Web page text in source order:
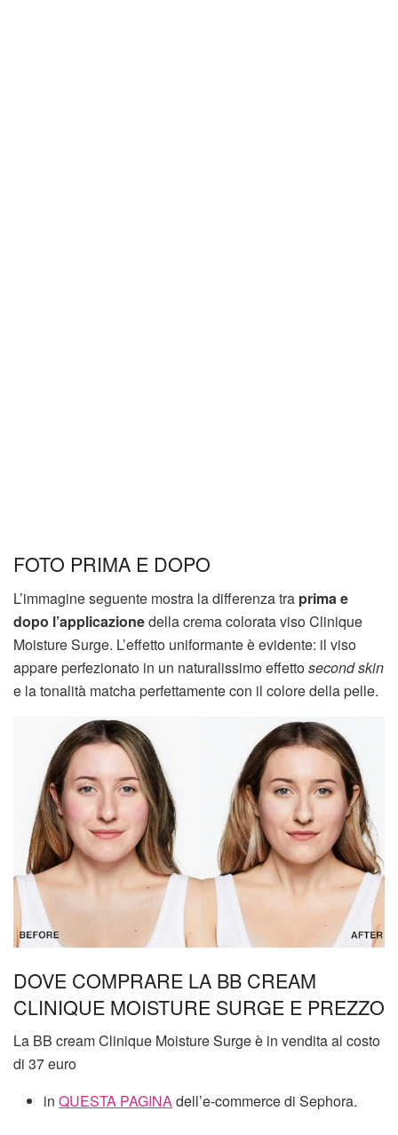
FOTO PRIMA E DOPO
L’immagine seguente mostra la differenza tra prima e
dopo l’applicazionedella crema colorata viso Clinique
Moisture Surge. L’effetto uniformante è evidente: il viso
appare perfezionato in un naturalissimo effettosecond skin
e la tonalità matcha perfettamente con il colore della pelle.
DOVE COMPRARE LA BB CREAM
CLINIQUE MOISTURE SURGE E PREZZO
La BB cream Clinique Moisture Surge è in vendita al costo
di 37 euro
inQUESTA PAGINAdell’e-commerce di Sephora.